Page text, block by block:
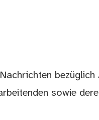
bezüglich
sowie